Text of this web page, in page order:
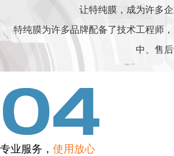
让特纯膜，成为许多
特纯膜为许多品牌配备了技术工程师
中、售后
专业服务， 使用放心